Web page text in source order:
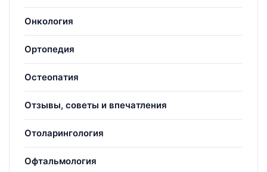
Онкология
Ортопедия
Остеопатия
Отзывы, советы и впечатления
Отоларингология
Офтальмология